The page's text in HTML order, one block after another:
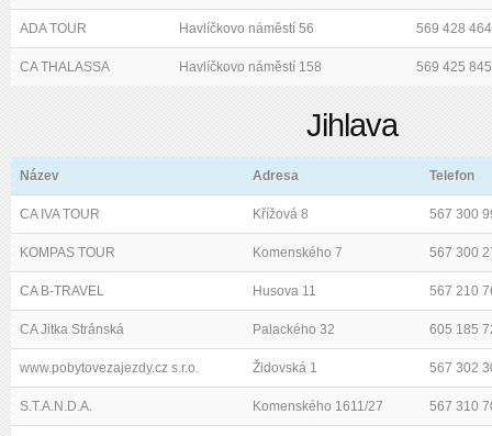
ADA TOUR Havlíčkovo náměstí 56 569 428 464
CA THALASSA Havlíčkovo náměstí 158 569 425 845
Jihlava
Název Adresa Telefon
CA IVA TOUR Křížová 8 567 300
KOMPAS TOUR Komenského 7 567 300
CA B-TRAVEL Husova 11 567 210
CA Jitka Stránská Palackého 32 605 185
www.pobytovezajezdy.cz s.r.o. Židovská 1 567 302
S.T.A.N.D.A. Komenského 1611/27 567 310